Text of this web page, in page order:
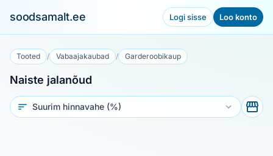
soodsamalt.ee Logi sisse Loo konto
Tooted / Vabaajakaubad / Garderoobikaup
Naiste jalanõud
Sorteeri